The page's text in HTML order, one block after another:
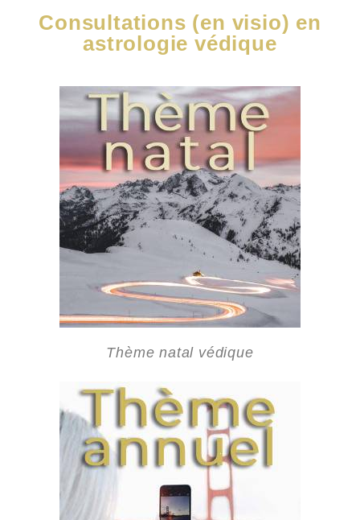
Consultations (en visio) en
astrologie védique
Thème natal védique